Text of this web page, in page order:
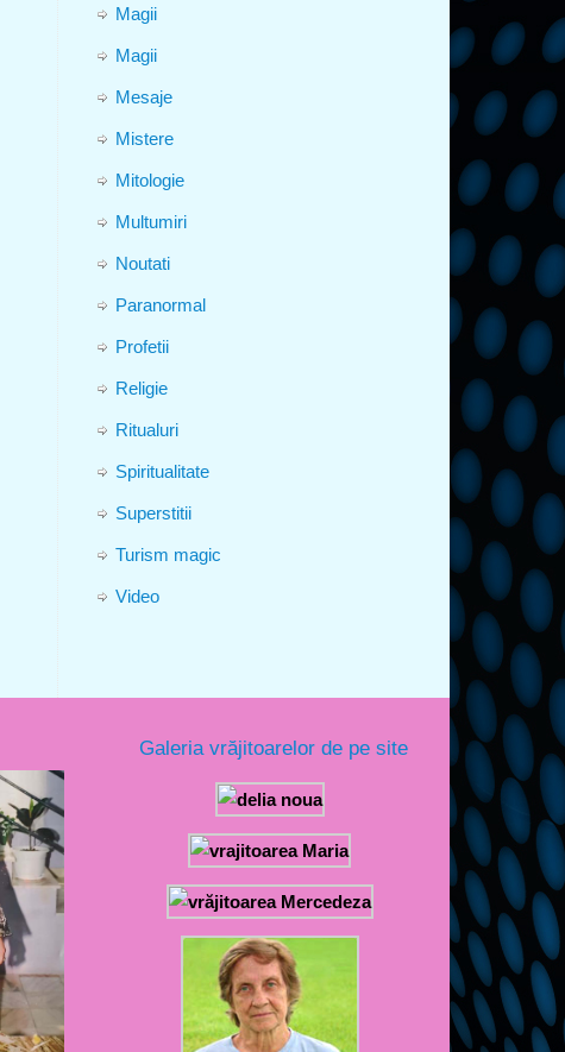
Magii
Magii
Mesaje
Mistere
Mitologie
Multumiri
Noutati
Paranormal
Profetii
Religie
Ritualuri
Spiritualitate
Superstitii
Turism magic
Video
Galeria vrăjitoarelor de pe site